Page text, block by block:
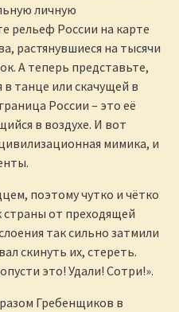
личную
рельеф России на карте
растянувшиеся на тысячи
А теперь представьте,
танце или скачущей в
России – это её
в воздухе. И вот
мимика, и
поэтому чутко и чётко
от преходящей
так сильно затмили
скинуть их, стереть.
это! Удали! Сотри!».
Гребенщиков в